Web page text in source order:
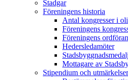
Stadgar
Föreningens historia
Antal kongresser i
Föreningens
Föreningens
Hedersledamöter
Mottagare av
Stipendium och utmärkelser